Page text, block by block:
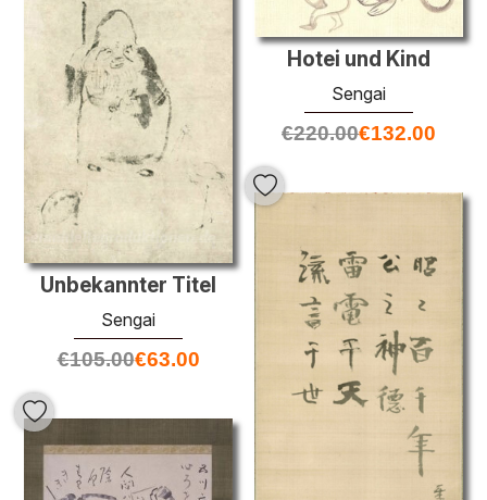
Unbekannter Titel
Sengai
€105.00€63.00
Hotei und Kind
Sengai
€220.00€132.00